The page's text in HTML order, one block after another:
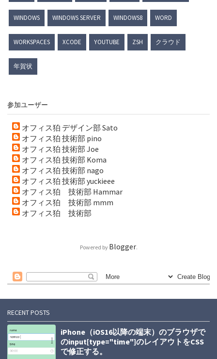
WINDOWS WINDOWS SERVER WINDOWS8 WORD
WORKSPACES XCODE YOUTUBE ZSH クラウド
年賀状
参加ユーザー
オフィス狛 デザイン部 Sato
オフィス狛 技術部 pino
オフィス狛 技術部 Joe
オフィス狛 技術部 Koma
オフィス狛 技術部 nago
オフィス狛 技術部 yuckieee
オフィス狛 技術部 Hammar
オフィス狛 技術部 mmm
オフィス狛 技術部
Powered by Blogger.
RECENT POSTS
iPhone（iOS16以降の端末）のブラウザで
のinput[type="time"]のレイアウトをCSS
で修正する。